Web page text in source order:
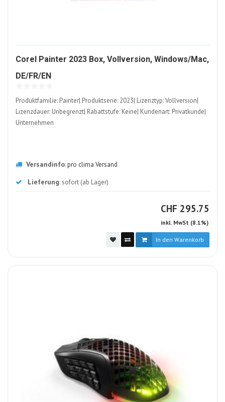
Corel Painter 2023 Box, Vollversion, Windows/Mac,
DE/FR/EN1407177-
Produktfamilie: Painter| Produktserie: 2023| Lizenztyp: Vollversion|
Lizenzdauer: Unbegrenzt| Rabattstufe: Keine| Kundenart: Privatkunde|
Unternehmen
Versandinfo:pro clima Versand
Lieferung: sofort (ab Lager)
CHF CHF
295.75
inkl. MwSt (8.1%)
In den Warenkorb